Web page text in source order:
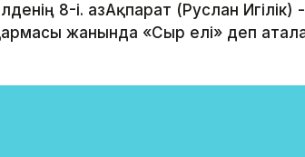
8-і. ҚазАқпарат (Руслан
жанында «Сыр елі» деп